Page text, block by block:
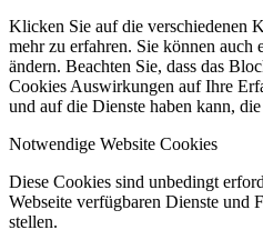
Klicken Sie auf die verschiedenen
mehr zu erfahren. Sie können auch
ändern. Beachten Sie, dass das
Cookies Auswirkungen auf Ihre
und auf die Dienste haben kann,
Notwendige Website Cookies
Diese Cookies sind unbedingt
Webseite verfügbaren Dienste und
stellen.